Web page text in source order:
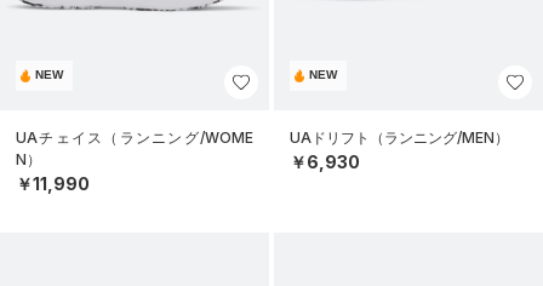
NEW
UAチェイス（ランニング/WOME
N）
￥11,990
NEW
UAドリフト（ランニング/MEN）
￥6,930